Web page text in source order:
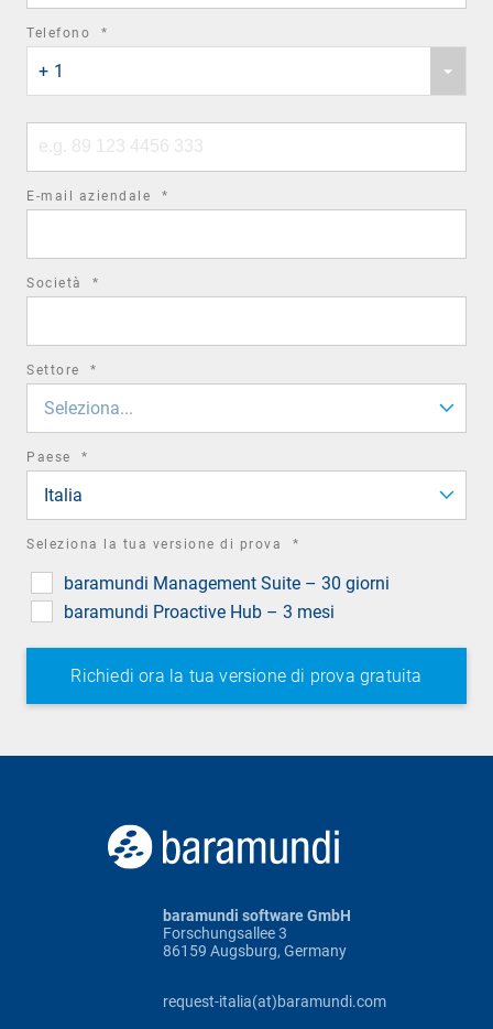
Telefono *
country
code
+ 1
number
E-mail aziendale *
Società *
Settore *
Seleziona...
Paese *
Italia
Seleziona la tua versione di prova *
baramundi Management Suite – 30 giorni
baramundi Proactive Hub – 3 mesi
baramundi software GmbH
Forschungsallee 3
86159 Augsburg, Germany
request-italia(at)baramundi.com